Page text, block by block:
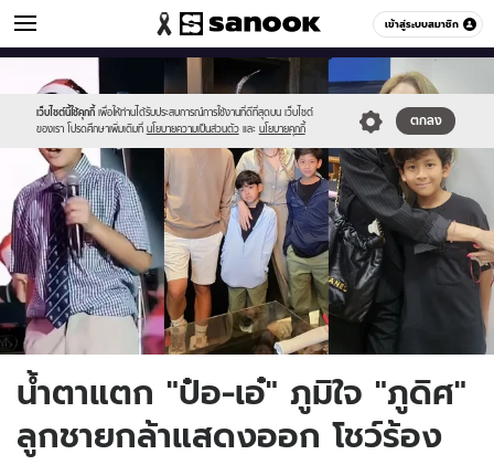
เข้าสู่ระบบสมาชิก
ข่าวบันเทิง หมวดอื่นๆ
เว็บไซต์นี้ใช้คุกกี้ เพื่อให้ท่านได้รับประสบการณ์การใช้งานที่ดีที่สุดบน เว็บไซต์
ของเรา โปรดศึกษาเพิ่มเติมที่ นโยบายความเป็นส่วนตัว และ นโยบายคุกกี้
ตกลง
//s.isanook.com/sr/0/images/logo-
new-
sanook.png
//s.isanook.com/ns/0/ud/1737/8687354/aa001.jpg
น้ำตาแตก "ป๋อ-เอ๋" ภูมิใจ "ภูดิศ"
ลูกชายกล้าแสดงออก โชว์ร้อง